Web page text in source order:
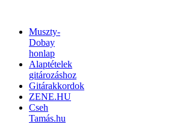
Muszty-
Dobay
honlap
Alaptételek
gitározáshoz
Gitárakkordok
ZENE.HU
Cseh
Tamás.hu